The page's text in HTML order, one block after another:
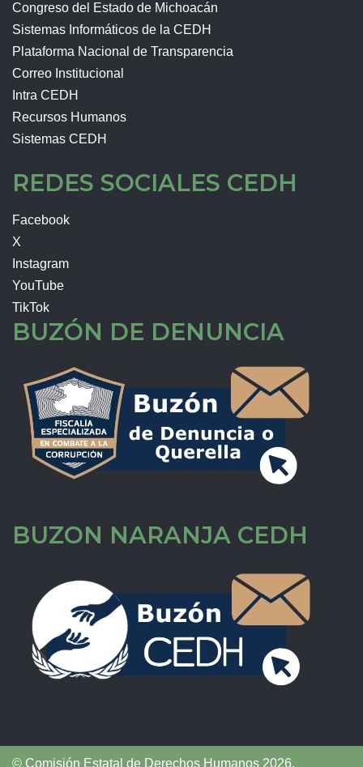
Congreso del Estado de Michoacán
Sistemas Informáticos de la CEDH
Plataforma Nacional de Transparencia
Correo Institucional
Intra CEDH
Recursos Humanos
Sistemas CEDH
REDES SOCIALES CEDH
Facebook
X
Instagram
YouTube
TikTok
BUZÓN DE DENUNCIA
BUZON NARANJA CEDH
© Comisión Estatal de Derechos Humanos 2026,